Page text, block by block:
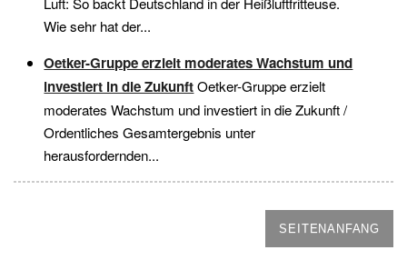
Wie sehr hat der...
Oetker-Gruppe erzielt moderates Wachstum und
investiert in die ZukunftOetker-Gruppe erzielt
moderates Wachstum und investiert in die Zukunft /
Ordentliches Gesamtergebnis unter
herausfordernden...
SEITENANFANG